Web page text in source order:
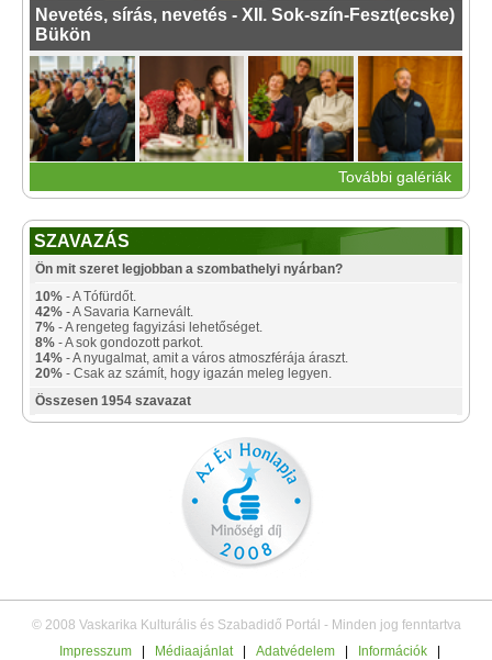
Nevetés, sírás, nevetés - XII. Sok-szín-Feszt(ecske)
Bükön
További galériák
SZAVAZÁS
Ön mit szeret legjobban a szombathelyi nyárban?
10% - A Tófürdőt.
42% - A Savaria Karnevált.
7% - A rengeteg fagyizási lehetőséget.
8% - A sok gondozott parkot.
14% - A nyugalmat, amit a város atmoszférája áraszt.
20% - Csak az számít, hogy igazán meleg legyen.
Összesen 1954 szavazat
© 2008 Vaskarika Kulturális és Szabadidő Portál - Minden jog fenntartva
Impresszum
Médiaajánlat Adatvédelem Információk